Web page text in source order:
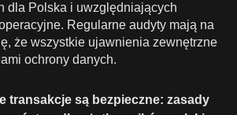
dla Polska i uwzględniających
Regularne audyty mają na
że wszystkie ujawnienia zewnętrzne
ochrony danych.
transakcje są bezpieczne: zasady